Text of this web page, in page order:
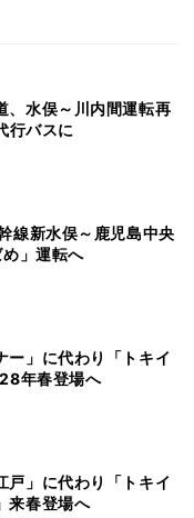
、水俣～川内間運転再
行バスに
線新水俣～鹿児島中央
」運転へ
ー」に代わり「トキイ
年春登場へ
戸」に代わり「トキイ
来春登場へ